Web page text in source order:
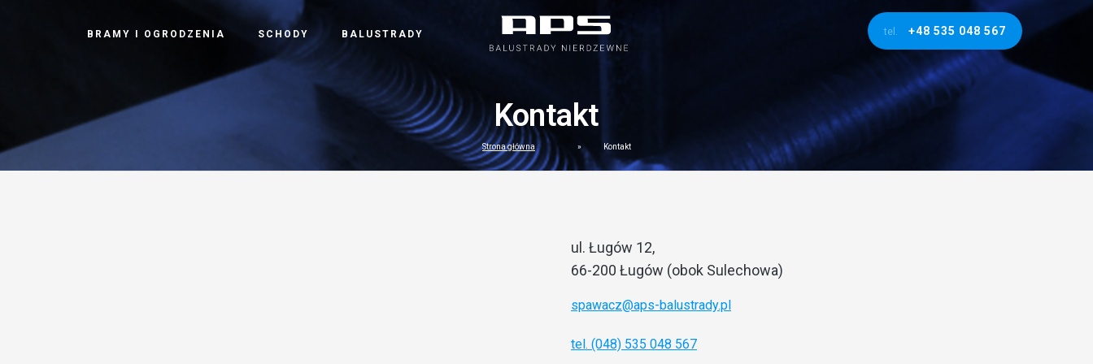
BRAMY I OGRODZENIA SCHODY BALUSTRADY tel. +48 535 048 567
Kontakt
Strona główna » Kontakt
ul. Ługów 12,
66-200 Ługów (obok Sulechowa)
spawacz@aps-balustrady.pl
tel. (048) 535 048 567